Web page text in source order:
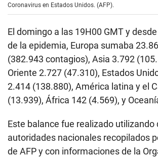
Coronavirus en Estados Unidos. (AFP).
El domingo a las 19H00 GMT y
de la epidemia, Europa sumaba
(382.943 contagios), Asia 3.792
Oriente 2.727 (47.310), Estados
2.414 (138.880), América latina y el
(13.939), África 142 (4.569), y
Este balance fue realizado utilizando
autoridades nacionales recopilados
de AFP y con informaciones de la